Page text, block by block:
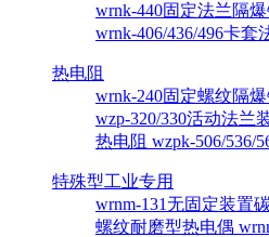
wrnk-440固定法兰隔
wrnk-406/436/496卡套
热电阻
wrnk-240固定螺纹隔
wzp-320/330活动法兰
热电阻 wzpk-506/536/
特殊型工业专用
wrnm-131无固定装置
螺纹耐磨型热电偶